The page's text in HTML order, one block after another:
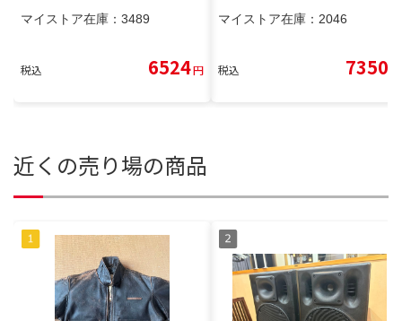
マイストア在庫： 3489
税込 6524円
マイストア在庫： 2046
税込 7350
近くの売り場の商品